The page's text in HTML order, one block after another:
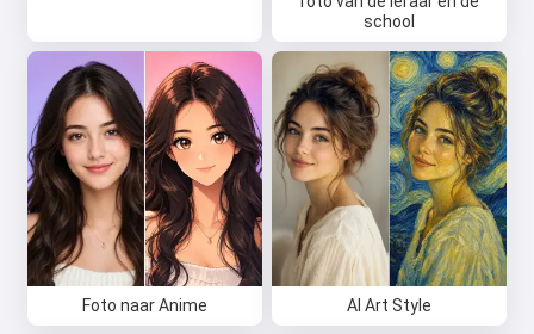
school
Foto naar Anime AI Art Style